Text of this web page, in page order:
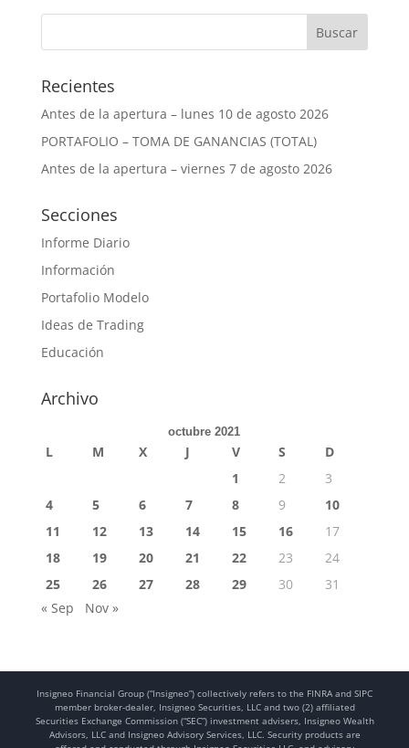
Recientes
Antes de la apertura – lunes 10 de agosto 2026
PORTAFOLIO – TOMA DE GANANCIAS (TOTAL)
Antes de la apertura – viernes 7 de agosto 2026
Secciones
Informe Diario
Información
Portafolio Modelo
Ideas de Trading
Educación
Archivo
octubre 2021
L M X J V S
D
1
2
3
4
5 6 7 8 9
10
11
12 13 14 15 16
17
18
19 20 21 22 23
24
25
26 27 28 29 30
31
« Sep
Nov »
Insigneo Financial Group (“Insigneo”) collectively refers to the FINRA and SIPC
member broker-dealer, Insigneo Securities, LLC and two (2) affiliated
Securities Exchange Commission (“SEC”) investment advisers, Insigneo Wealth
Advisors, LLC and Insigneo Advisory Services, LLC. Security products are